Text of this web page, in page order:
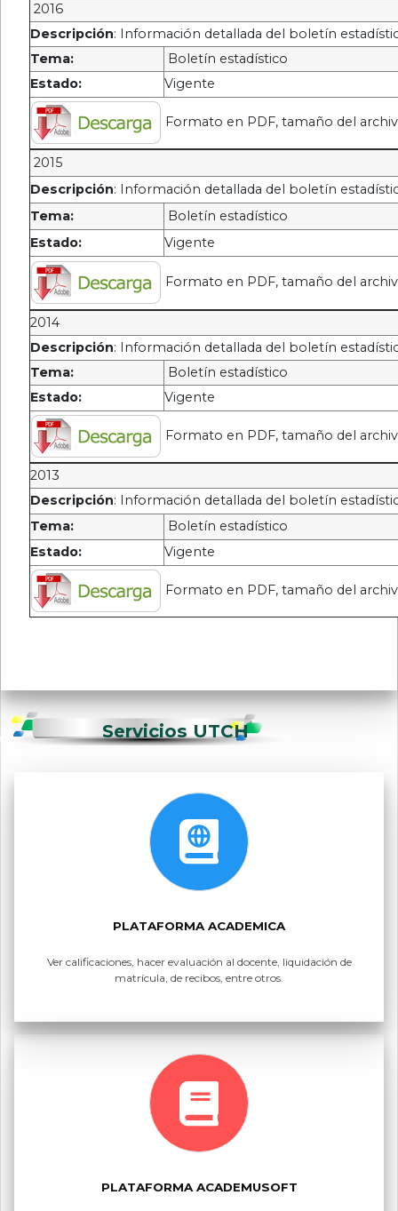
2016
Descripción: Información detallada del boletín
Tema:
Boletín estadístico
Estado:
Vigente
Formato en PDF, tamaño del
2015
Descripción: Información detallada del boletín
Tema:
Boletín estadístico
Estado:
Vigente
Formato en PDF, tamaño del
2014
Descripción: Información detallada del boletín
Tema:
Boletín estadístico
Estado:
Vigente
Formato en PDF, tamaño del
2013
Descripción: Información detallada del boletín
Tema:
Boletín estadístico
Estado:
Vigente
Formato en PDF, tamaño del
Servicios UTCH
PLATAFORMA ACADEMICA
Ver calificaciones, hacer evaluación al docente, liquidación de
matrícula, de recibos, entre otros.
PLATAFORMA ACADEMUSOFT